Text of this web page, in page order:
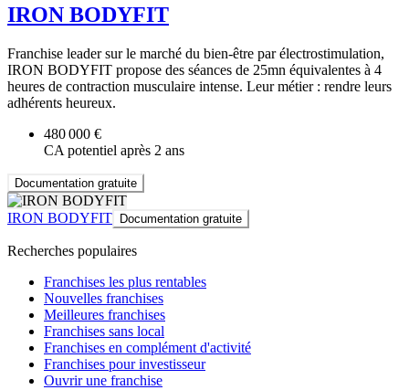
IRON BODYFIT
Franchise leader sur le marché du bien-être par électrostimulation,
IRON BODYFIT propose des séances de 25mn équivalentes à 4
heures de contraction musculaire intense. Leur métier : rendre leurs
adhérents heureux.
480 000 €
CA potentiel après 2 ans
Documentation gratuite
IRON BODYFIT Documentation gratuite
Recherches populaires
Franchises les plus rentables
Nouvelles franchises
Meilleures franchises
Franchises sans local
Franchises en complément d'activité
Franchises pour investisseur
Ouvrir une franchise